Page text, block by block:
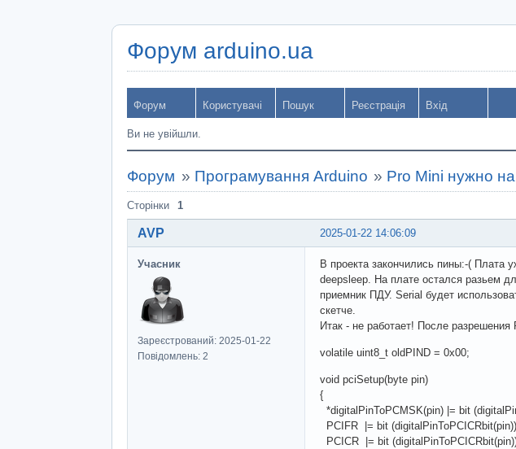
Форум arduino.ua
Форум Користувачі Пошук Реєстрація Вхід
Ви не увійшли.
Форум » Програмування Arduino » Pro Mini нужно
Сторінки 1
2025-01-22 14:06:09
AVP
Учасник
Зареєстрований: 2025-01-22
Повідомлень: 2
В проекта закончились пины:-( Плата
deepsleep. На плате остался разьем
приемник ПДУ. Serial будет
скетче.
Итак - не работает! После
volatile uint8_t oldPIND = 0x00;
void pciSetup(byte pin)
{
*digitalPinToPCMSK(pin) |= bit
PCIFR |= bit
PCICR |= bit